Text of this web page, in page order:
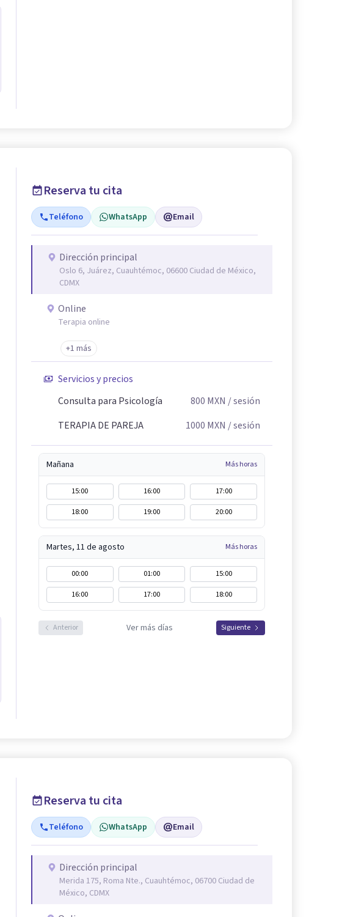
Reserva tu cita
Teléfono WhatsApp Email
Dirección principal
Oslo 6, Juárez, Cuauhtémoc, 06600 Ciudad de México,
CDMX
Online
Terapia online
+1 más
Servicios y precios
Consulta para Psicología
800 MXN / sesión
TERAPIA DE PAREJA
1000 MXN / sesión
Mañana Más horas
15:00 16:00
17:00
18:00
19:00 20:00
Martes, 11 de agosto Más horas
00:00 01:00
15:00
16:00
17:00 18:00
Anterior Ver más días Siguiente
Reserva tu cita
Teléfono WhatsApp Email
Dirección principal
Merida 175, Roma Nte., Cuauhtémoc, 06700 Ciudad de
México, CDMX